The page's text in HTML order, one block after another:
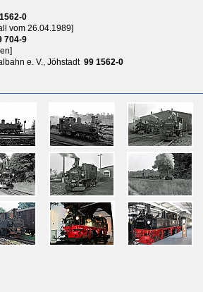
0
vom 26.04.1989]
704-9
e. V., Jöhstadt 99 1562-0